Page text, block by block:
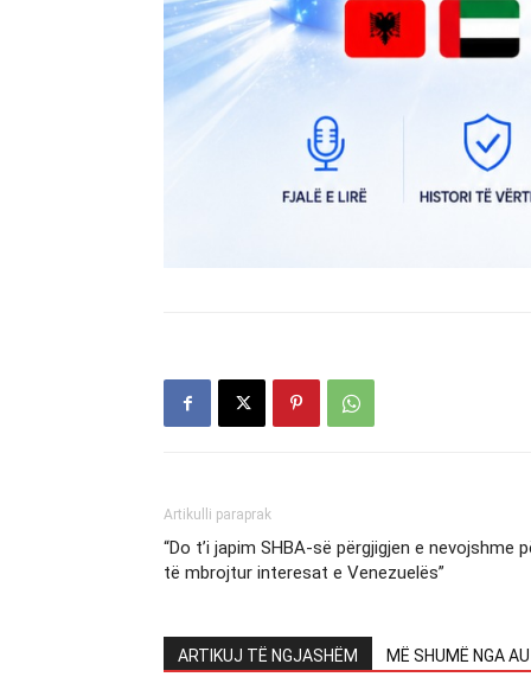
Artikulli paraprak
“Do t’i japim SHBA-së përgjigjen e nevojshme
të mbrojtur interesat e Venezuelës”
ARTIKUJ TË NGJASHËM MË SHUMË NGA